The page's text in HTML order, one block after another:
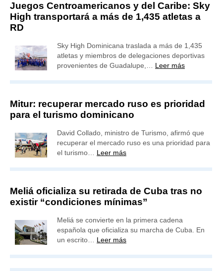
Juegos Centroamericanos y del Caribe: Sky
High transportará a más de 1,435 atletas a
RD
Sky High Dominicana traslada a más de 1,435
atletas y miembros de delegaciones deportivas
provenientes de Guadalupe,… Leer más
Mitur: recuperar mercado ruso es prioridad
para el turismo dominicano
David Collado, ministro de Turismo, afirmó que
recuperar el mercado ruso es una prioridad para
el turismo… Leer más
Meliá oficializa su retirada de Cuba tras no
existir “condiciones mínimas”
Meliá se convierte en la primera cadena
española que oficializa su marcha de Cuba. En
un escrito… Leer más